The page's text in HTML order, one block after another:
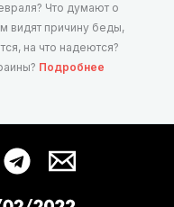
Что думают о
видят причину беды,
на что надеются?
Подробнее